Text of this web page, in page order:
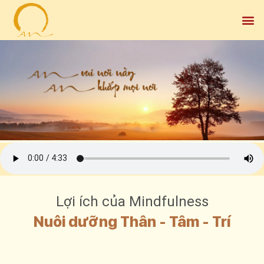
Lợi ích của Mindfulness
Nuôi dưỡng Thân - Tâm - Trí